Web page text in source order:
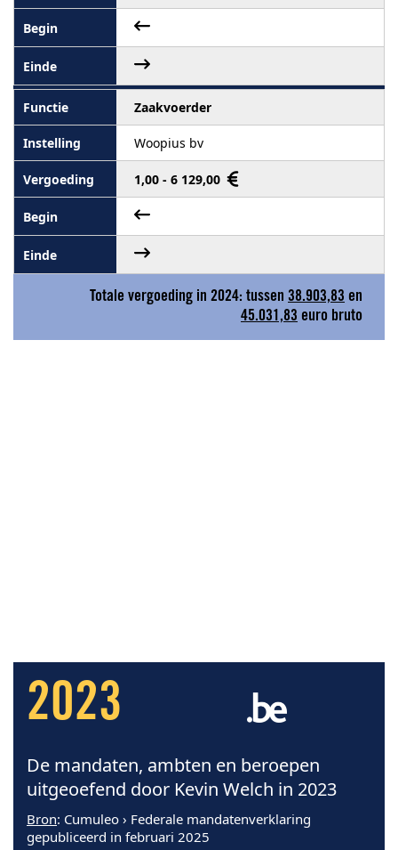
Zaakvoerder
Woopius bv
1,00 - 6 129,00
Totale vergoeding in 2024: tussen 38.903,83 en
45.031,83 euro bruto
2023
De mandaten, ambten en beroepen
uitgeoefend door Kevin Welch in 2023
Bron: Cumuleo › Federale mandatenverklaring
gepubliceerd in februari 2025